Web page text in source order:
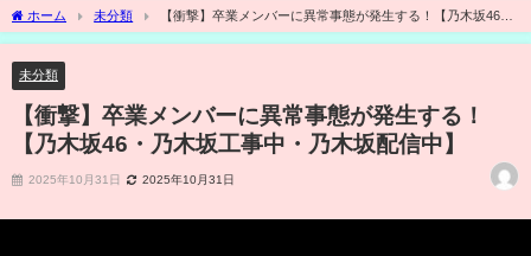
ホーム 未分類
【衝撃】卒業メンバーに異常事態が発生する！【乃木坂46・
乃木坂工事中・乃木坂配信中】
未分類
【衝撃】卒業メンバーに異常事態が発生する！
【乃木坂46・乃木坂工事中・乃木坂配信中】
2025年10月31日 2025年10月31日